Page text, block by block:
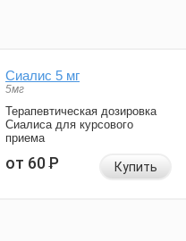
Сиалис 5 мг
5мг
Терапевтическая дозировка
Сиалиса для курсового
приема
от 60Р Купить